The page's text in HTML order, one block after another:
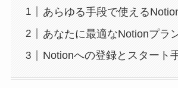
あらゆる手段で使える
あなたに最適なNotionプラ
Notionへの登録とスタート